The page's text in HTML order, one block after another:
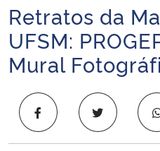
Ministério da Infraestrutura
Ministério da Agricultura, Pecuária e
Ministério da Cidadania
Início do conteúdo
Retratos da
UFSM:
Mural